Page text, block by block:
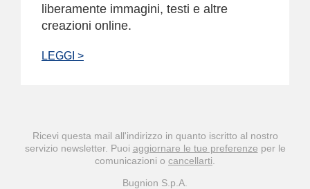
liberamente immagini, testi e altre
creazioni online.
LEGGI >
Ricevi questa mail all'indirizzo in quanto iscritto al nostro
servizio newsletter. Puoi aggiornare le tue preferenze per le
comunicazioni o cancellarti
Bugnion S.p.A.